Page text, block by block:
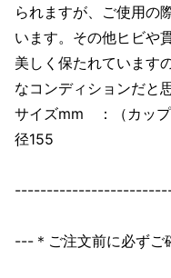
られますが、ご使用の
います。その他ヒビや
美しく保たれています
なコンディションだと
サイズmm ：（カッ
径155
---＊ご注文前に必ず